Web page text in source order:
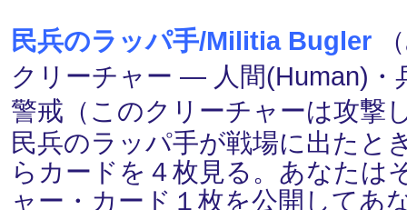
民兵のラッパ手/Militia Bugler
クリーチャー ― 人間(Human)
警戒（このクリーチャーは攻撃
民兵のラッパ手が戦場に出たと
らカードを４枚見る。あなたは
ャー・カード１枚を公開してあ